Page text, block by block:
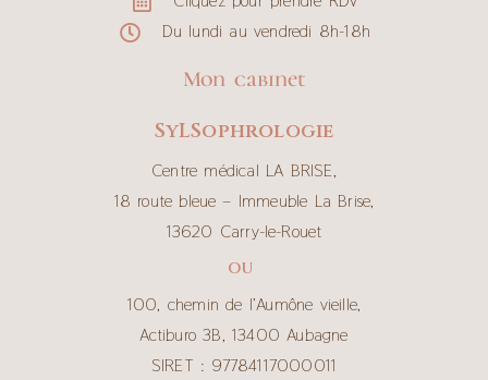
Du lundi au vendredi 8h-18h
Mon cabinet
SyLSophrologie
Centre médical LA BRISE,
18 route bleue – Immeuble La Brise,
13620 Carry-le-Rouet
OU
100, chemin de l’Aumône vieille,
Actiburo 3B, 13400 Aubagne
SIRET : 97784117000011